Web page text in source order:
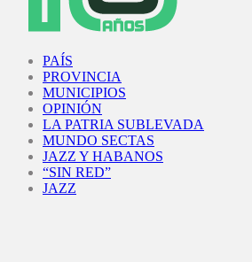
PAÍS
PROVINCIA
MUNICIPIOS
OPINIÓN
LA PATRIA SUBLEVADA
MUNDO SECTAS
JAZZ Y HABANOS
“SIN RED”
JAZZ